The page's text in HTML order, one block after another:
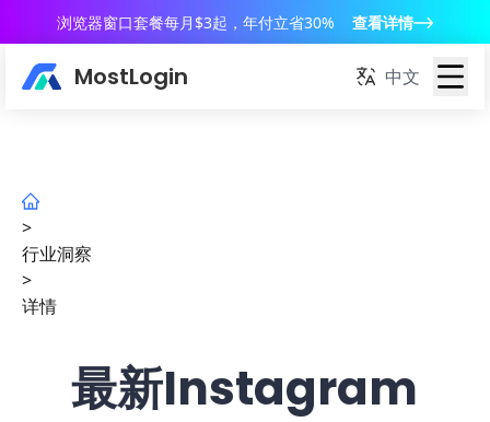
浏览器窗口套餐每月$3起，年付立省30% 查看详情
MostLogin 中文
>
行业洞察
>
详情
最新Instagram